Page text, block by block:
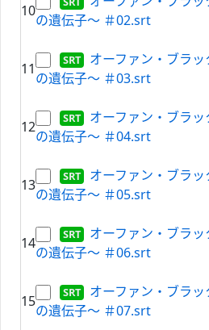
10
の遺伝子～ ＃02.srt
11
オーファン・ブラッ
の遺伝子～ ＃03.srt
12
オーファン・ブラッ
の遺伝子～ ＃04.srt
13
オーファン・ブラッ
の遺伝子～ ＃05.srt
14
オーファン・ブラッ
の遺伝子～ ＃06.srt
15
オーファン・ブラッ
の遺伝子～ ＃07.srt